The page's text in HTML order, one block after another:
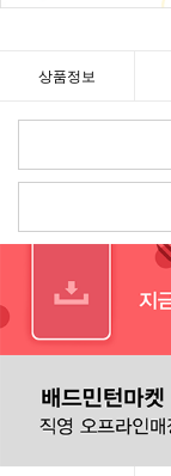
상품정보